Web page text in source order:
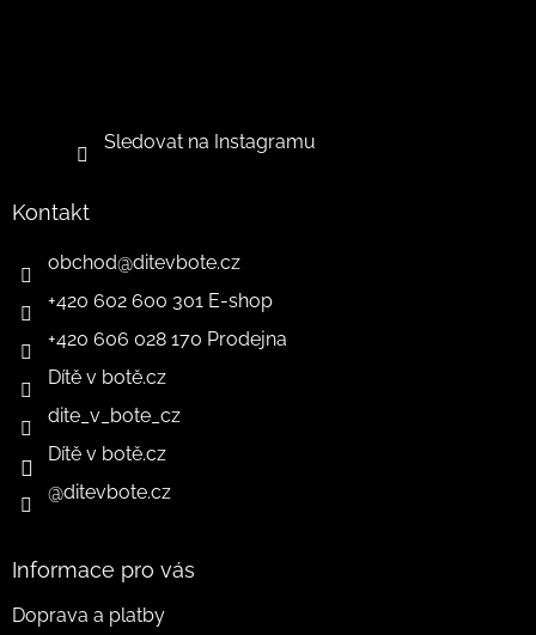
Sledovat na Instagramu
Kontakt
obchod@ditevbote.cz
+420 602 600 301 E-shop
+420 606 028 170 Prodejna
Dítě v botě.cz
dite_v_bote_cz
Dítě v botě.cz
@ditevbote.cz
Informace pro vás
Doprava a platby